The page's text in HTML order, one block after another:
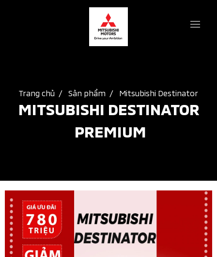
Trang chủ Sản phẩm Mitsubishi Destinator
MITSUBISHI DESTINATOR
PREMIUM